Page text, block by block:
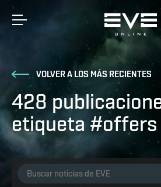
VOLVER A LOS MÁS RECIENTES
428
etiqueta #offers